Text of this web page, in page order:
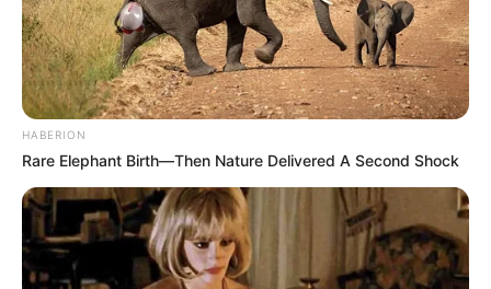
HABERION
Rare Elephant Birth—Then Nature Delivered A Second Shock